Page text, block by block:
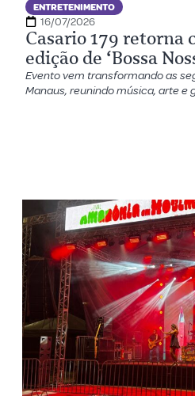
ENTRETENIMENTO
16/07/2026
Casario 179 retorna
edição de ‘Bossa
Evento vem transformando as
Manaus, reunindo música, arte e